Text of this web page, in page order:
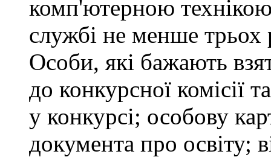
комп'ютерною
службі не менше трьох
Особи, які бажають
до конкурсної комісії
у конкурсі; особову
документа про освіту;